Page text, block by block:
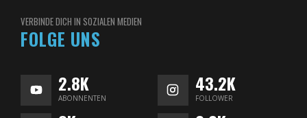
VERBINDE DICH IN SOZIALEN MEDIEN
FOLGE UNS
2.8K
ABONNENTEN
43.2K
FOLLOWER